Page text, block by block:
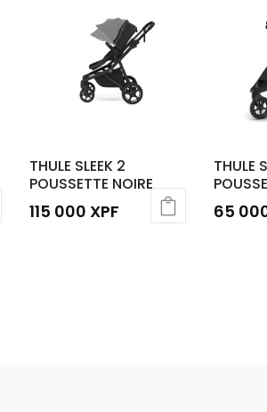
THULE SLEEK 2
POUSSETTE NOIRE
115 000 XPF
THULE
65